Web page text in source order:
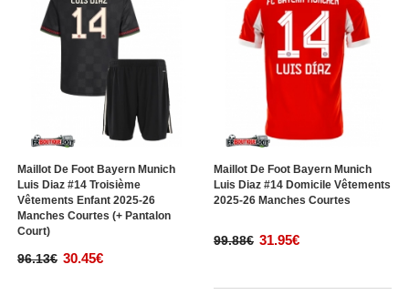
Maillot De Foot Bayern Munich
Luis Diaz #14 Troisième
Vêtements Enfant 2025-26
Manches Courtes (+ Pantalon
Court)
96.13€ 30.45€
Maillot De Foot Bayern Munich
Luis Diaz #14 Domicile Vêtements
2025-26 Manches Courtes
99.88€ 31.95€